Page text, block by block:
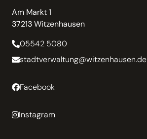
Am Markt 1
37213 Witzenhausen
05542 5080
stadtverwaltung@witzenhausen.de
Facebook
Instagram